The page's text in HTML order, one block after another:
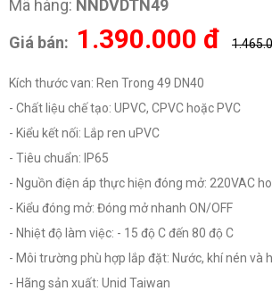
Mã hàng: NNDVDTN49
Giá bán: 1.390.000 đ
Kích thước van: Ren Trong 49 DN40
- Chất liệu chế tạo: UPVC, CPVC hoặc PVC
- Kiểu kết nối: Lắp ren uPVC
- Tiêu chuẩn: IP65
- Nguồn điện áp thực hiện đóng mở: 220VAC
- Kiểu đóng mở: Đóng mở nhanh ON/OFF
- Nhiệt độ làm việc: - 15 độ C đến 80 độ C
- Môi trường phù hợp lắp đặt: Nước, khí nén và
- Hãng sản xuất: Unid Taiwan